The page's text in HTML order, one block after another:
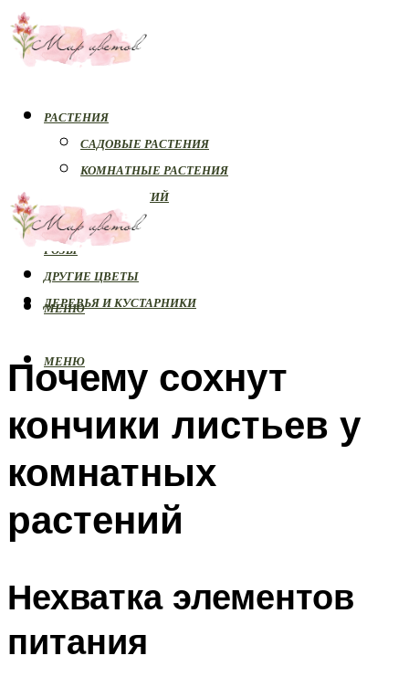
РАСТЕНИЯ
САДОВЫЕ РАСТЕНИЯ
КОМНАТНЫЕ РАСТЕНИЯ
БОЛЕЗНИ РАСТЕНИЙ
ОРХИДЕИ
РОЗЫ
ДРУГИЕ ЦВЕТЫ
ДЕРЕВЬЯ И КУСТАРНИКИ
МЕНЮ
МЕНЮ
Почему сохнут
кончики листьев у
комнатных
растений
Нехватка элементов
питания